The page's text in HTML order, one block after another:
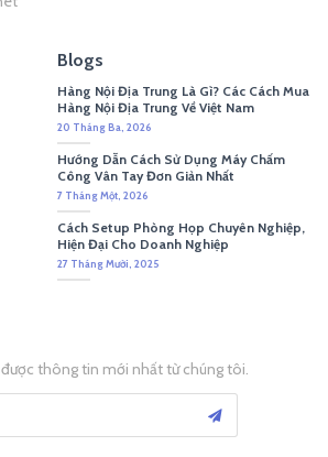
Blogs
Hàng Nội Địa Trung Là Gì? Các Cách Mua
Hàng Nội Địa Trung Về Việt Nam
20 Tháng Ba, 2026
Hướng Dẫn Cách Sử Dụng Máy Chấm
Công Vân Tay Đơn Giản Nhất
7 Tháng Một, 2026
Cách Setup Phòng Họp Chuyên Nghiệp,
Hiện Đại Cho Doanh Nghiệp
27 Tháng Mười, 2025
thông tin mới nhất từ chúng tôi.